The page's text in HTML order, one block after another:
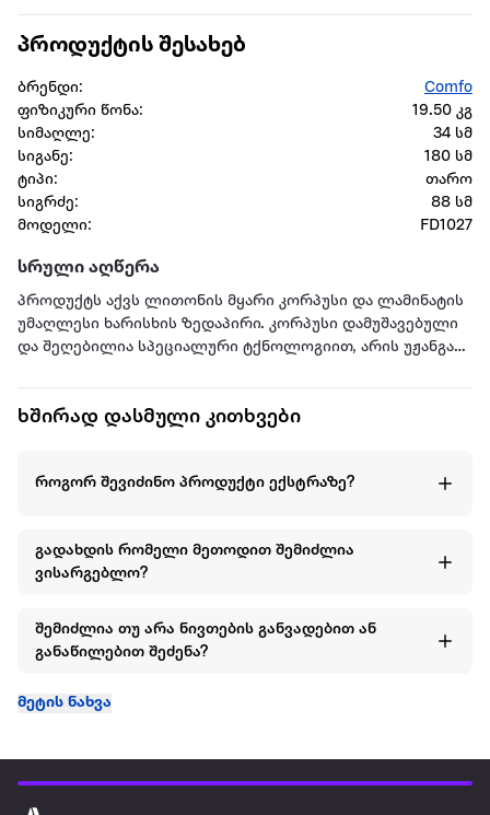
პროდუქტის შესახებ
ბრენდი:
Comfo
ფიზიკური წონა:
19.50 კგ
სიმაღლე:
34 სმ
სიგანე:
180 სმ
ტიპი:
თარო
სიგრძე:
88 სმ
მოდელი:
FD1027
სრული აღწერა
პროდუქტს აქვს ლითონის მყარი კორპუსი და ლამინატის
უმაღლესი ხარისხის ზედაპირი. კორპუსი დამუშავებული
და შეღებილია სპეციალური ტქნოლოგიით, არის უჟანგავი
უმაღლესი სტანდარტის მოთხოვნებს: ISO 9001 და FSC
პროდუქტი იყიდება ასაწყობად გამზადებულ
ინსტრუქცია და ყველა საჭირო სამონტაჟო დეტალი.
ხშირად დასმული კითხვები
როგორ შევიძინო პროდუქტი ექსტრაზე?
გადახდის რომელი მეთოდით შემიძლია
ვისარგებლო?
შემიძლია თუ არა ნივთების განვადებით ან
განაწილებით შეძენა?
მეტის ნახვა